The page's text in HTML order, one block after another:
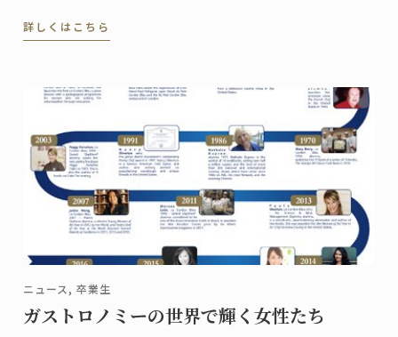
ネはこのような形に切り出されます。
詳しくはこちら
ニュース, 卒業生
ガストロノミーの世界で輝く女性たち